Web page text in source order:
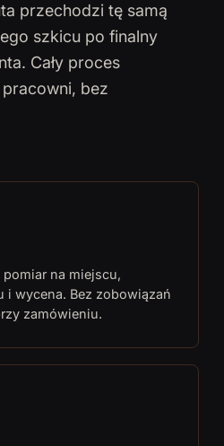
przechodzi tę samą
szkicu po finalny
Cały proces
bez
na miejscu,
i wycena. Bez zobowiązań
zamówieniu.